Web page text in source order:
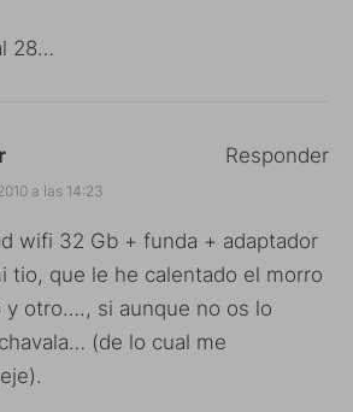
28…
a las 14:23
wifi 32 Gb + funda + adaptador
tio, que le he calentado el morro
otro…., si aunque no os lo
(de lo cual me
Responder